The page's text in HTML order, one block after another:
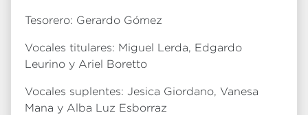
Tesorero: Gerardo Gómez
Vocales titulares: Miguel Lerda, Edgardo
Leurino y Ariel Boretto
Vocales suplentes: Jesica Giordano, Vanesa
Mana y Alba Luz Esborraz